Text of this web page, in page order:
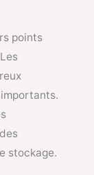
points
stockage.